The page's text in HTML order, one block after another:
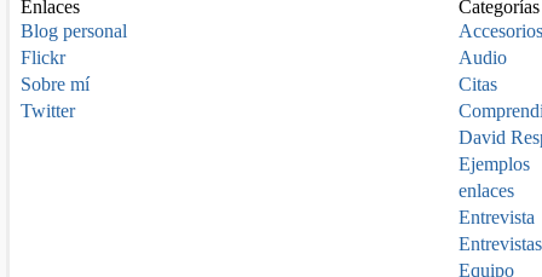
Enlaces
Blog personal
Flickr
Sobre mí
Twitter
Categorías
Accesorios
Audio
Citas
David
Ejemplos
enlaces
Entrevista
Entrevistas
Equipo